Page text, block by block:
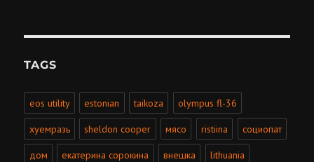
TAGS
eos utility estonian taikoza olympus fl-36
хуемразь sheldon cooper мясо ristiina социопат
дом екатерина сорокина внешка lithuania